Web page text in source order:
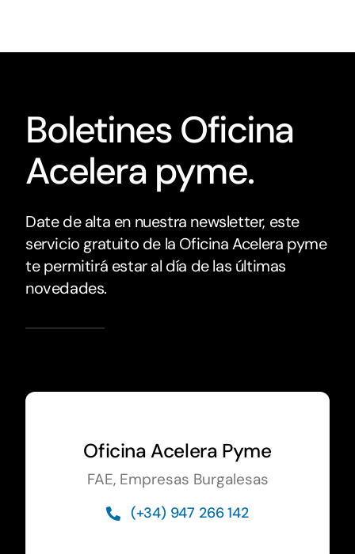
Boletines Oficina
Acelera pyme.
Date de alta en nuestra newsletter, este
servicio gratuito de la Oficina Acelera pyme
te permitirá estar al día de las últimas
novedades.
Oficina Acelera Pyme
FAE, Empresas Burgalesas
(+34) 947 266 142